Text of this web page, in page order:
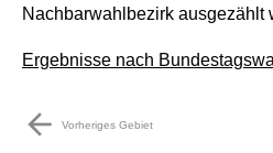
Nachbarwahlbezirk ausgezählt
Ergebnisse nach
arrow_back Vorheriges Gebiet